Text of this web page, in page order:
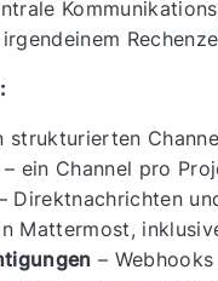
strukturierten
– ein Channel pro
Direktnachrichten
Mattermost,
–